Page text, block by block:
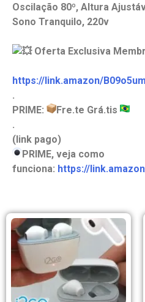
Oscilação 80º, Altura
Sono Tranquilo, 220v
Oferta Exclusiva
https://link.amazon/
.
PRIME:
Fre.te Grá.tis
.
(link pago)
PRIME, veja como
funciona: https://